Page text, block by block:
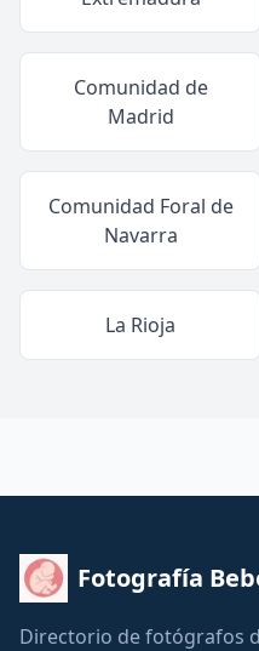
Comunidad de
Madrid
Comunidad Foral de
Navarra
La Rioja
Fotografía
Directorio de fotógrafos